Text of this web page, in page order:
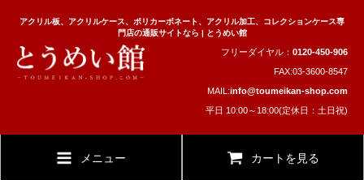
アクリル板、アクリルケース、ポリカーボネート、アクリル加工、コレクションケース専
門店の通販サイトなら | とうめい館
フリーダイヤル： 0120-450-906
FAX:03-3600-8547
MAIL:info@toumeikan-shop.com
平日 10:00～18:00(定休日：土日祝)
メニュー カートを見る